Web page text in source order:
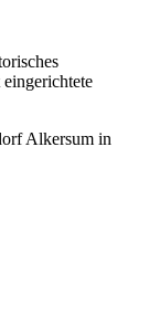
Alkersum in